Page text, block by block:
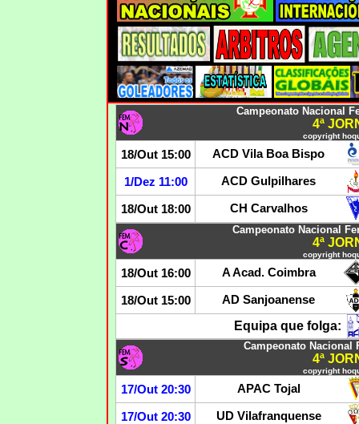
Campeonato Nacional
4ª
copyright
18/Out 15:00 ACD Vila Boa Bispo
1/Dez 11:00 ACD Gulpilhares
18/Out 18:00 CH Carvalhos
Campeonato Nacional
4ª
copyright
18/Out 16:00 A Acad. Coimbra
18/Out 15:00 AD Sanjoanense
Equipa que folga:
Campeonato Nacional
4ª
copyright
17/Out 20:30 APAC Tojal
17/Out 20:30 UD Vilafranquense